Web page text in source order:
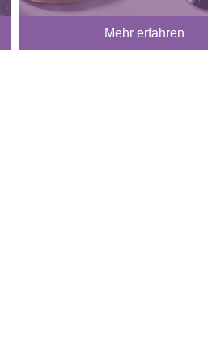
Mehr erfahren